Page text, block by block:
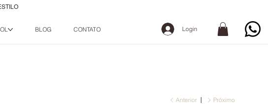
BLOG CONTATO Login
Anterior Próximo